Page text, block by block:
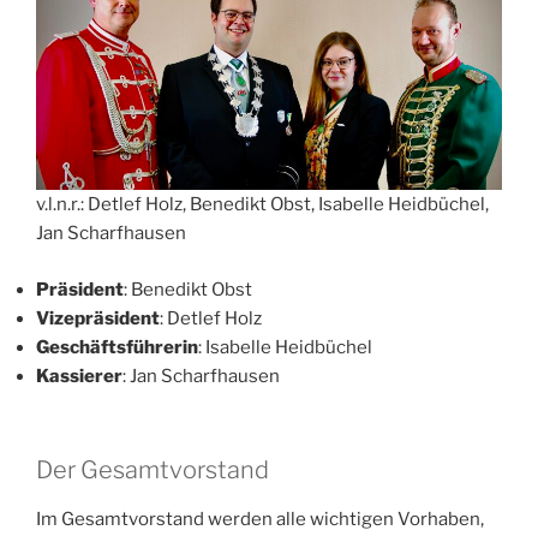
v.l.n.r.: Detlef Holz, Benedikt Obst, Isabelle Heidbüchel,
Jan Scharfhausen
Präsident: Benedikt Obst
Vizepräsident: Detlef Holz
Geschäftsführerin: Isabelle Heidbüchel
Kassierer: Jan Scharfhausen
Der Gesamtvorstand
Im Gesamtvorstand werden alle wichtigen Vorhaben,